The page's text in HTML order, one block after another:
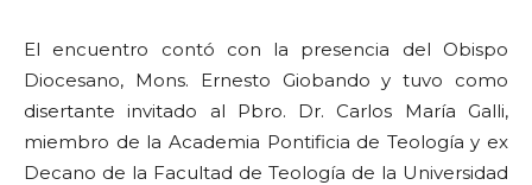
El encuentro contó con la presencia del Obispo
Diocesano, Mons. Ernesto Giobando y tuvo como
disertante invitado al Pbro. Dr. Carlos María Galli,
miembro de la Academia Pontificia de Teología y ex
Decano de la Facultad de Teología de la Universidad